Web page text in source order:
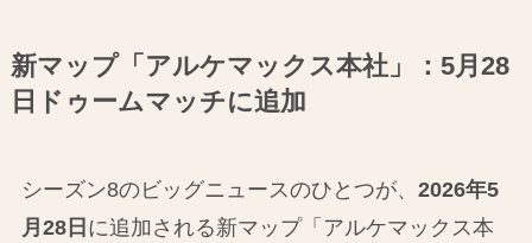
新マップ「アルケマックス本社」：5月28
日ドゥームマッチに追加
シーズン8のビッグニュースのひとつが、 2026年5
月28日 に追加される新マップ「アルケマックス本